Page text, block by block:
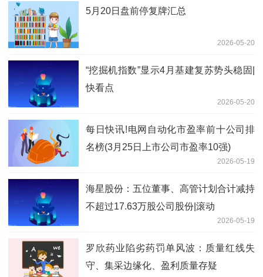
5月20日盘前停复牌汇总
2026-05-20
“挖掘机指数”显示4月基建复苏势头稳固|
快看点
2026-05-20
每日快讯!电网自动化市盈率前十公司排
名榜(3月25日上市公司市盈率10强)
2026-05-19
海星股份：五位董事、高管计划合计减持
不超过17.63万股公司股份|滚动
2026-05-19
罗欣药业陷劣药罚单风波：质量红线失
守、集采边缘化、盈利质量存疑